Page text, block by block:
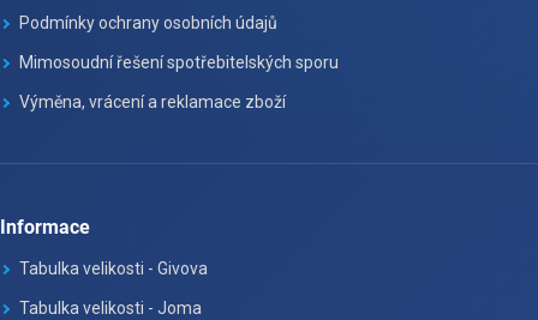
Podmínky ochrany osobních údajů
Mimosoudní řešení spotřebitelských sporu
Výměna, vrácení a reklamace zboží
Informace
Tabulka velikosti - Givova
Tabulka velikosti - Joma